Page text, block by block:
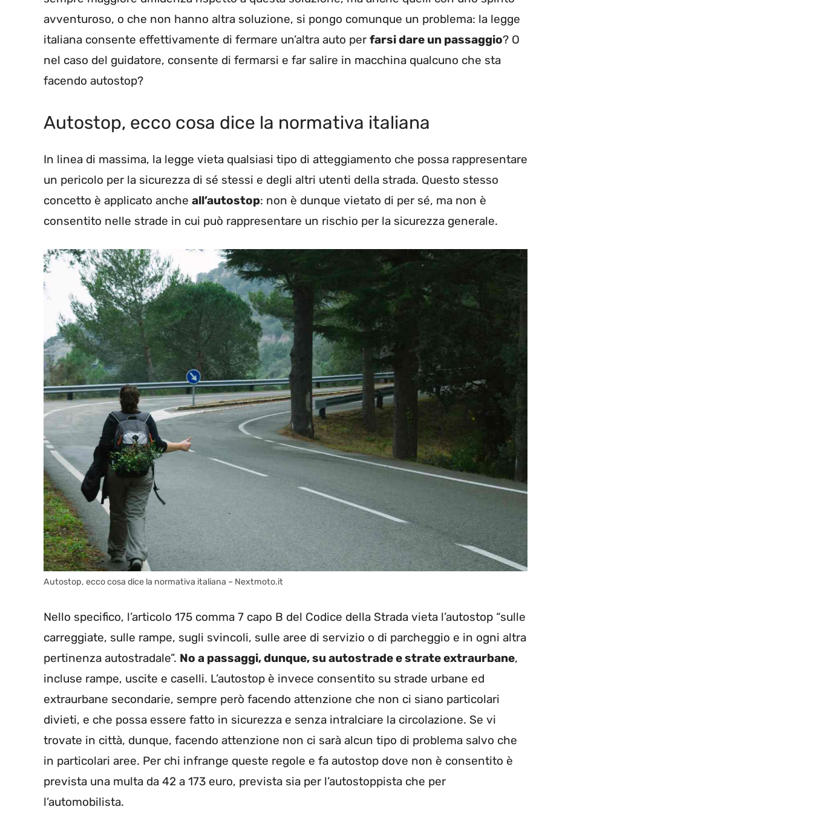
avventuroso, o che non hanno altra soluzione, si pongo comunque un problema: la legge
italiana consente effettivamente di fermare un’altra auto per farsi dare un passaggio? O
nel caso del guidatore, consente di fermarsi e far salire in macchina qualcuno che sta
facendo autostop?
Autostop, ecco cosa dice la normativa italiana
In linea di massima, la legge vieta qualsiasi tipo di atteggiamento che possa rappresentare
un pericolo per la sicurezza di sé stessi e degli altri utenti della strada. Questo stesso
concetto è applicato anche all’autostop: non è dunque vietato di per sé, ma non è
consentito nelle strade in cui può rappresentare un rischio per la sicurezza generale.
Autostop, ecco cosa dice la normativa italiana – Nextmoto.it
Nello specifico, l’articolo 175 comma 7 capo B del Codice della Strada vieta l’autostop “sulle
carreggiate, sulle rampe, sugli svincoli, sulle aree di servizio o di parcheggio e in ogni altra
pertinenza autostradale”. No a passaggi, dunque, su autostrade e strate extraurbane,
incluse rampe, uscite e caselli. L’autostop è invece consentito su strade urbane ed
extraurbane secondarie, sempre però facendo attenzione che non ci siano particolari
divieti, e che possa essere fatto in sicurezza e senza intralciare la circolazione. Se vi
trovate in città, dunque, facendo attenzione non ci sarà alcun tipo di problema salvo che
in particolari aree. Per chi infrange queste regole e fa autostop dove non è consentito è
prevista una multa da 42 a 173 euro, prevista sia per l’autostoppista che per
l’automobilista.